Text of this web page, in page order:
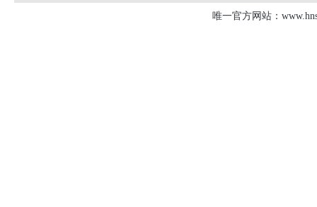
唯一官方网站：